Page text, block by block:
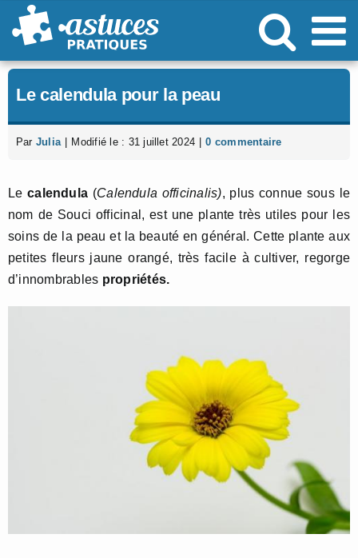
Passer
au
Le calendula pour la peau
Par Julia Modifié le : 31 juillet 2024 0 commentaire
Lecalendula (Calendula officinalis), plus connue sous le
nom de Souci officinal, est une plante très utiles pour les
soins de la peau et la beauté en général. Cette plante aux
petites fleurs jaune orangé, très facile à cultiver, regorge
d’innombrables propriétés.